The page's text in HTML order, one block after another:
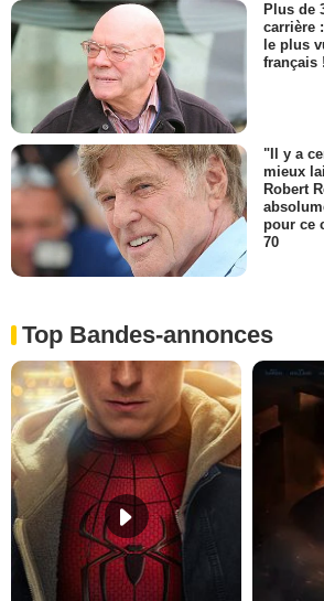
Plus de
carrière
le plus
français !
"Il y a
mieux
Robert
pour ce
70
Top Bandes-annonces